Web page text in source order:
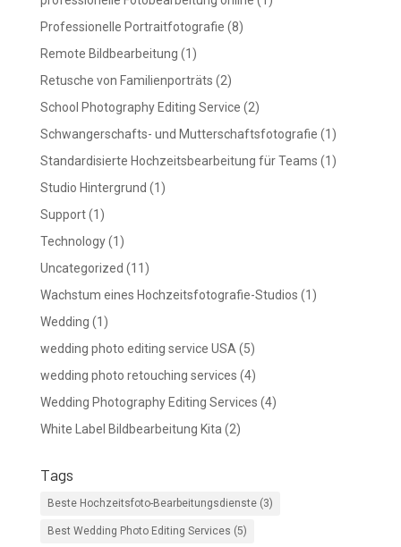
Professionelle Portraitfotografie (8)
Remote Bildbearbeitung (1)
Retusche von Familienporträts (2)
School Photography Editing Service (2)
Schwangerschafts- und Mutterschaftsfotografie (1)
Standardisierte Hochzeitsbearbeitung für Teams (1)
Studio Hintergrund (1)
Support(1)
Technology(1)
Uncategorized (11)
Wachstum eines Hochzeitsfotografie-Studios (1)
Wedding (1)
wedding photo editing service USA (5)
wedding photo retouching services (4)
Wedding Photography Editing Services (4)
White Label Bildbearbeitung Kita (2)
Tags
Beste Hochzeitsfoto-Bearbeitungsdienste(3)
Best Wedding Photo Editing Services (5)